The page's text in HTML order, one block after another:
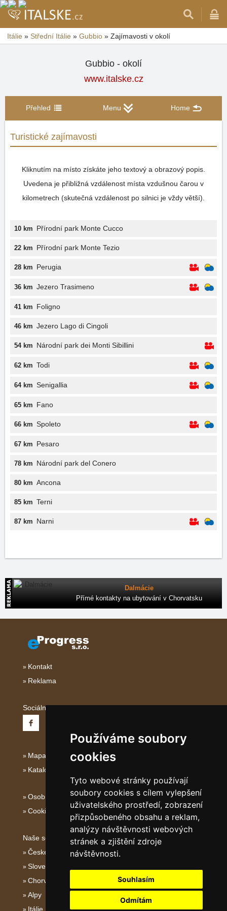
Používáme soubory
cookies
Tyto webové stránky používají
soubory cookies s cílem vylepšení
uživatelského prostředí, zobrazení
přizpůsobeného obsahu a reklam,
analýzy návštěvnosti webových
stránek a zjištění zdroje
návštěvnosti.
Souhlasím
Odmítám
Itálie » Střední Itálie » Gubbio » Zajímavosti v okolí
Gubbio - okolí
www.italske.cz
Přehled Menu Home
Turistické zajímavosti
Kliknutím na místo získáte jeho textový a obrazový popis.
Uvedena je přibližná vzdálenost místa vzdušnou čarou v
kilometrech (skutečná vzdálenost po silnici je vždy větší).
10 km Přírodní park Monte Cucco
22 km Přírodní park Monte Tezio
28 km Perugia
36 km Jezero Trasimeno
41 km Foligno
46 km Jezero Lago di Cingoli
54 km Národní park dei Monti Sibillini
62 km Todi
64 km Senigallia
65 km Fano
66 km Spoleto
67 km Pesaro
78 km Národní park del Conero
80 km Ancona
85 km Terni
87 km Narni
Dalmácie
Přímé kontakty na ubytování v Chorvatsku
Kontakt
Reklama
Sociální sítě:
Mapa serveru Střední Itálie
Katalog ubytování
Osobní údaje
Cookies
Naše servery:
České hory
Slovenské hory
Chorvatsko
Alpy
Itálie